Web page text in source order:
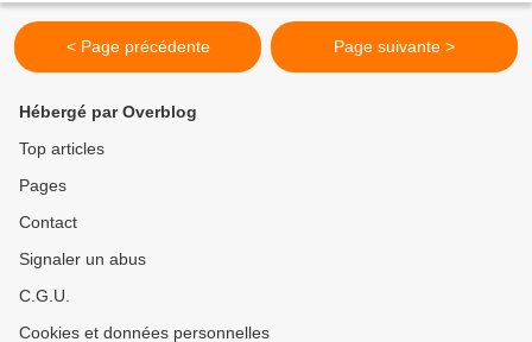
< Page précédente Page suivante >
Hébergé par Overblog
Top articles
Pages
Contact
Signaler un abus
C.G.U.
Cookies et données personnelles